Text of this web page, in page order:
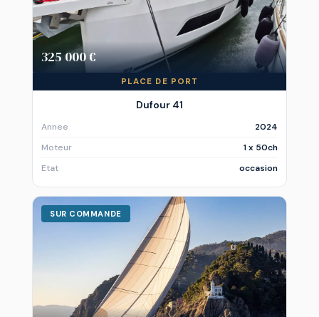
325 000 €
PLACE DE PORT
Dufour 41
Annee
2024
Moteur
1 x 50ch
Etat
occasion
SUR COMMANDE